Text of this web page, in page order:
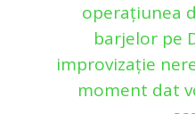
operațiunea
barjelor pe
improvizație
moment dat